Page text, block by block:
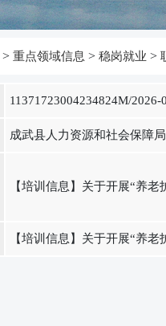
> 重点领域信息 > 稳岗就业 >
11371723004234824M/2026-
成武县人力资源和社会保障局
【培训信息】关于开展“养
【培训信息】关于开展“养